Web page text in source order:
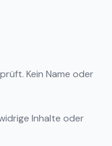
Kein Name oder
Inhalte oder